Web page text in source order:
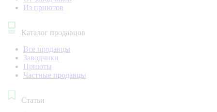
Из приютов
Каталог продавцов
Все продавцы
Заводчики
Приюты
Частные продавцы
Статьи